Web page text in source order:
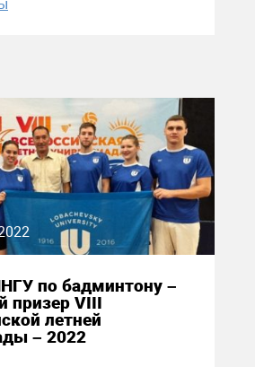
по бадминтону –
призер VIII
летней
– 2022